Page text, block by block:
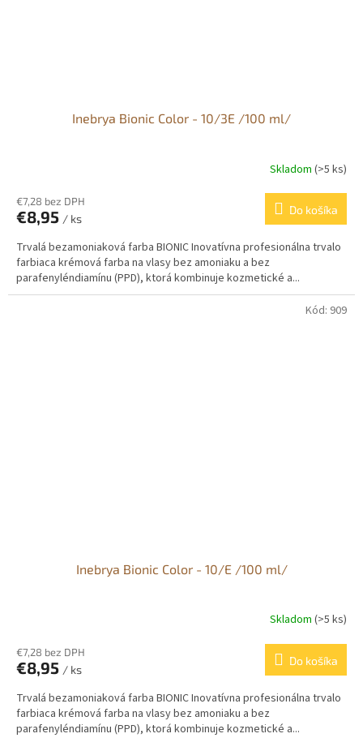
Inebrya Bionic Color - 10/3E /100 ml/
Skladom (>5 ks)
€7,28 bez DPH
€8,95 / ks
Do košíka
Trvalá bezamoniaková farba BIONIC Inovatívna profesionálna trvalo
farbiaca krémová farba na vlasy bez amoniaku a bez
parafenyléndiamínu (PPD), ktorá kombinuje kozmetické a...
Inebrya Bionic Color - 10/E /100 ml/
Skladom (>5 ks)
€7,28 bez DPH
€8,95 / ks
Do košíka
Trvalá bezamoniaková farba BIONIC Inovatívna profesionálna trvalo
farbiaca krémová farba na vlasy bez amoniaku a bez
parafenyléndiamínu (PPD), ktorá kombinuje kozmetické a...
Kód: 909